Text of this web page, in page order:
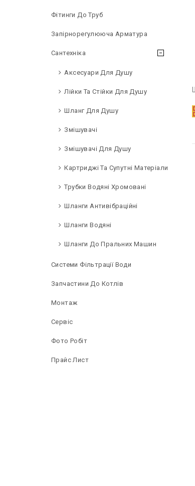
Фітинги До Труб
Запірнорегулююча Арматура
Сантехніка
Аксесуари Для Душу
Лійки Та Стійки Для Душу
Шланг Для Душу
Змішувачі
Змішувачі Для Душу
Картриджі Та Супутні Матеріали
Трубки Водяні Хромовані
Шланги Антивібраційні
Шланги Водяні
Шланги До Пральних Машин
Системи Фільтрації Води
Запчастини До Котлів
Монтаж
Сервіс
Фото Робіт
Прайс Лист